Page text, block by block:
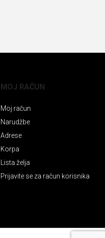
MOJ RAČUN
Moj račun
Narudžbe
Adrese
Korpa
Lista želja
Prijavite se za račun korisnika